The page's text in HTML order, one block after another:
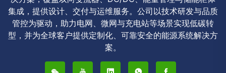
集成，提供设计、交付与运维服务。公司以技术研发与品质
管控为驱动，助力电网、微网与充电站等场景实现低碳转
型，并为全球客户提供定制化、可靠安全的能源系统解决方
案。